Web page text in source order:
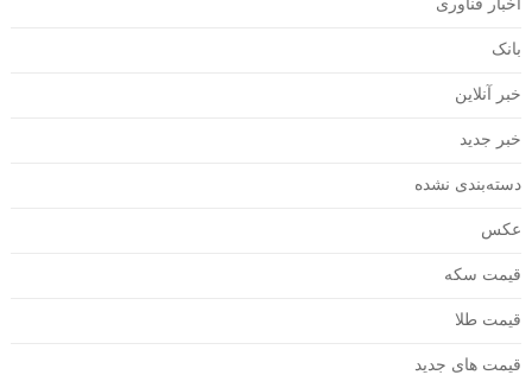
اخبار فناوری
بانک
خبر آنلاین
خبر جدید
دسته‌بندی نشده
عکس
قیمت سکه
قیمت طلا
قیمت های جدید